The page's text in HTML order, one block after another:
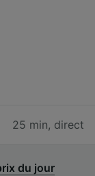
25 min, direct
du jour